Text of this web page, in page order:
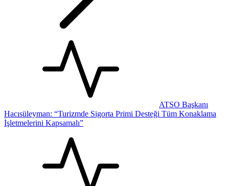
ATSO Başkanı
Hacısüleyman: “Turizmde Sigorta Primi Desteği Tüm Konaklama
İşletmelerini Kapsamalı”